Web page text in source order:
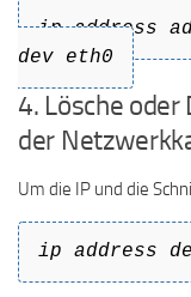
ip address
dev eth0
4. Lösche
der
Um die IP und die
ip address